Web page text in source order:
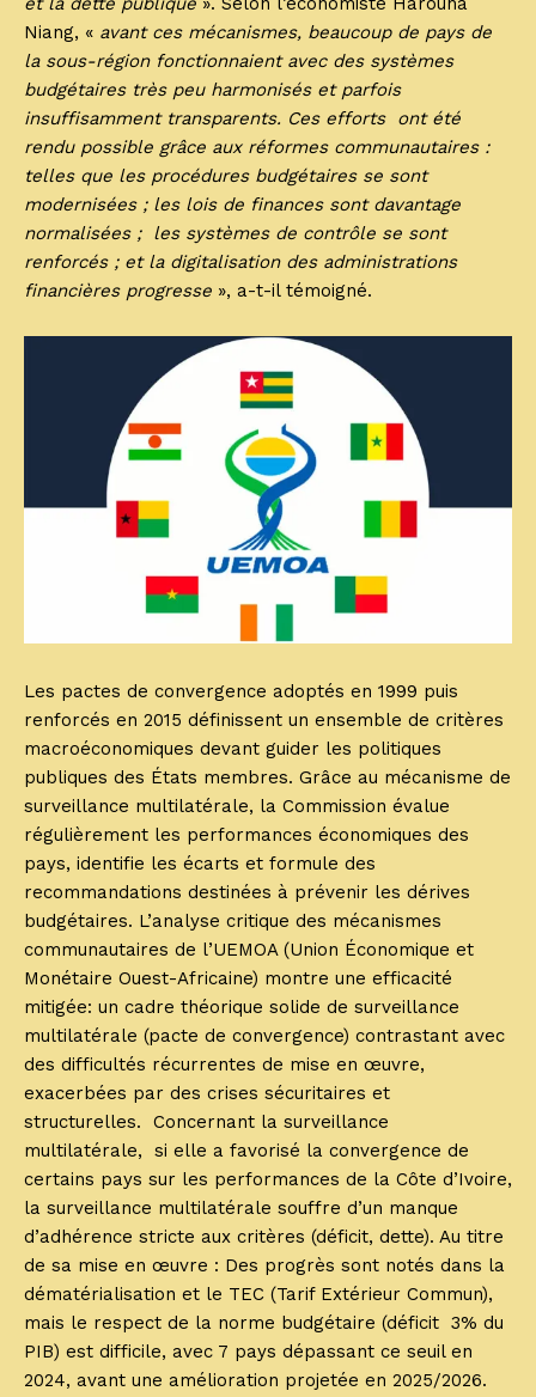
Niang, « avant ces mécanismes, beaucoup de pays de
la sous-région fonctionnaient avec des systèmes
budgétaires très peu harmonisés et parfois
insuffisamment transparents. Ces efforts ont été
rendu possible grâce aux réformes communautaires :
telles que les procédures budgétaires se sont
modernisées ; les lois de finances sont davantage
normalisées ; les systèmes de contrôle se sont
renforcés ; et la digitalisation des administrations
financières progresse », a-t-il témoigné.
Les pactes de convergence adoptés en 1999 puis
renforcés en 2015 définissent un ensemble de critères
macroéconomiques devant guider les politiques
publiques des États membres. Grâce au mécanisme de
surveillance multilatérale, la Commission évalue
régulièrement les performances économiques des
pays, identifie les écarts et formule des
recommandations destinées à prévenir les dérives
budgétaires. L’analyse critique des mécanismes
communautaires de l’UEMOA (Union Économique et
Monétaire Ouest-Africaine) montre une efficacité
mitigée: un cadre théorique solide de surveillance
multilatérale (pacte de convergence) contrastant avec
des difficultés récurrentes de mise en œuvre,
exacerbées par des crises sécuritaires et
structurelles. Concernant la surveillance
multilatérale, si elle a favorisé la convergence de
certains pays sur les performances de la Côte d’Ivoire,
la surveillance multilatérale souffre d’un manque
d’adhérence stricte aux critères (déficit, dette). Au titre
de sa mise en œuvre : Des progrès sont notés dans la
dématérialisation et le TEC (Tarif Extérieur Commun),
mais le respect de la norme budgétaire (déficit 3% du
PIB) est difficile, avec 7 pays dépassant ce seuil en
2024, avant une amélioration projetée en 2025/2026.